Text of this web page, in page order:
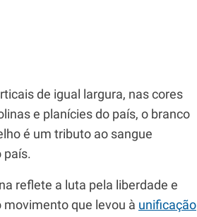
de igual largura, nas cores
e planícies do país, o branco
é um tributo ao sangue
país.
reflete a luta pela liberdade e
movimento que levou à unificação